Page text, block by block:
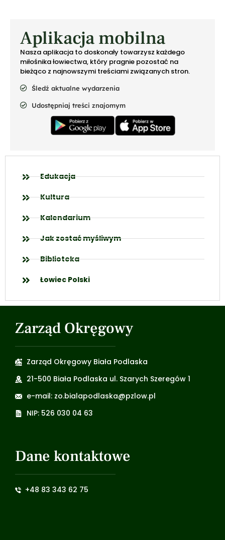
Aplikacja mobilna
Nasza aplikacja to doskonały towarzysz każdego
miłośnika łowiectwa, który pragnie pozostać na
bieżąco z najnowszymi treściami związanych stron.
Śledź aktualne wydarzenia
Udostępniaj treści znajomym
Edukacja
Kultura
Kalendarium
Jak zostać myśliwym
Biblioteka
Łowiec Polski
Zarząd Okręgowy
Zarząd Okręgowy Biała Podlaska
21-500 Biała Podlaska ul. Szarych Szeregów 1
e-mail: zo.bialapodlaska@pzlow.pl
NIP: 526 030 04 63
Dane kontaktowe
+48 83 343 62 75